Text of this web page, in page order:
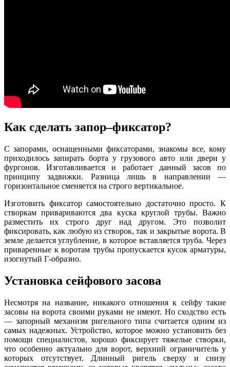
Как сделать запор–фиксатор?
С запорами, оснащенными фиксаторами, знакомы все, кому
приходилось запирать борта у грузового авто или двери у
фургонов. Изготавливается и работает данный засов по
принципу задвижки. Разница лишь в направлении —
горизонтальное сменяется на строго вертикальное.
Изготовить фиксатор самостоятельно достаточно просто. К
створкам привариваются два куска круглой трубы. Важно
разместить их строго друг над другом. Это позволит
фиксировать, как любую из створок, так и закрытые ворота. В
земле делается углубление, в которое вставляется труба. Через
приваренные к воротам трубы пропускается кусок арматуры,
изогнутый Г-образно.
Установка сейфового засова
Несмотря на название, никакого отношения к сейфу такие
засовы на ворота своими руками не имеют. Но сходство есть
— запорный механизм ригельного типа считается одним из
самых надежных. Устройство, которое можно установить без
помощи специалистов, хорошо фиксирует тяжелые створки,
что особенно актуально для ворот, верхний ограничитель у
которых отсутствует. Длинный ригель сверху и снизу